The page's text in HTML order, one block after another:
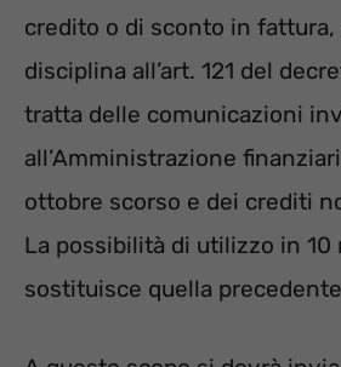
credito o di sconto in fattura,
disciplina all’art. 121 del
tratta delle comunicazioni
all’Amministrazione
ottobre scorso e dei crediti
La possibilità di utilizzo in 10
sostituisce quella